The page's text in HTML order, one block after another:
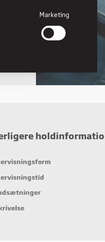
at aktivere
områder af
med hjemmesiden,
Hensigten er at vise
og dermed mere
Marketing